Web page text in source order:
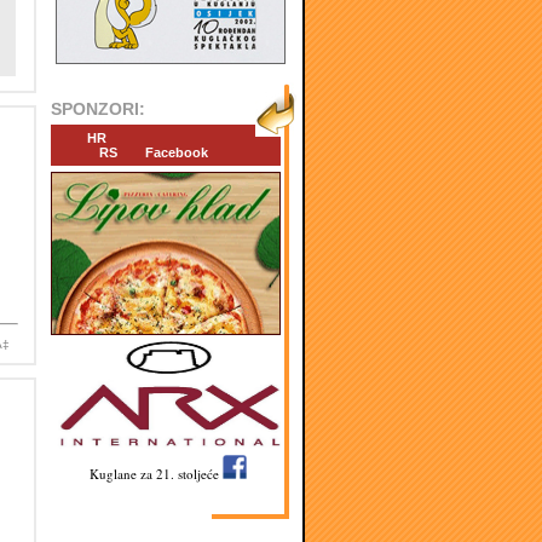
SPONZORI:
HR
RS
Facebook
Kuglane za 21. stoljeće